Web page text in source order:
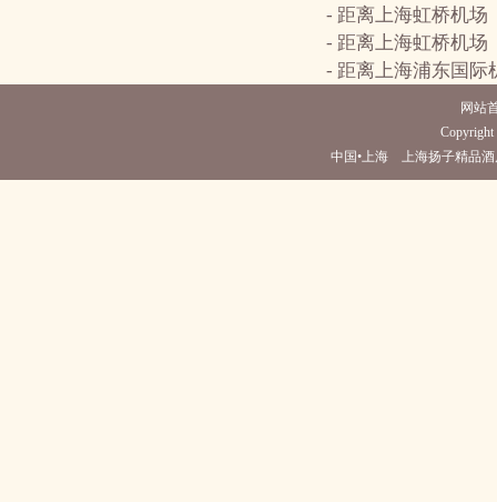
- 距离上海虹桥机场
- 距离上海虹桥机场
- 距离上海浦东国际
网站
Copyright
中国•上海 上海扬子精品酒